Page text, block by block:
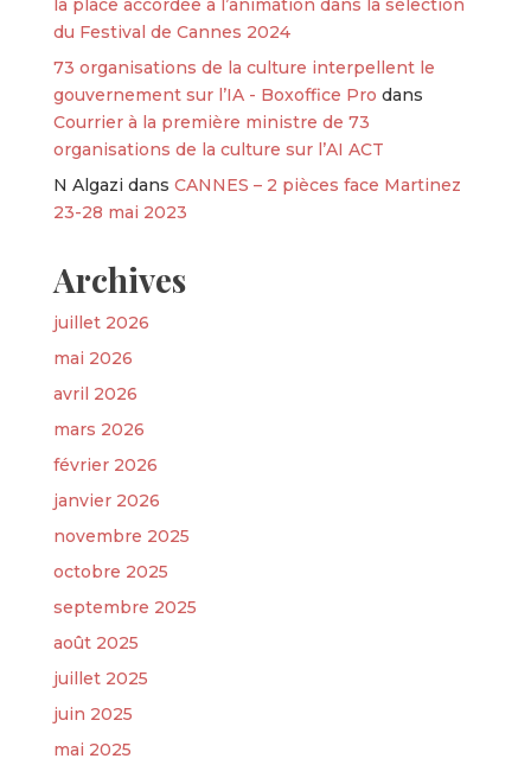
du Festival de Cannes 2024
73 organisations de la culture interpellent le
gouvernement sur l’IA - Boxoffice Pro dans
Courrier à la première ministre de 73
organisations de la culture sur l’AI ACT
N Algazi dans CANNES – 2 pièces face Martinez
23-28 mai 2023
Archives
juillet 2026
mai 2026
avril 2026
mars 2026
février 2026
janvier 2026
novembre 2025
octobre 2025
septembre 2025
août 2025
juillet 2025
juin 2025
mai 2025